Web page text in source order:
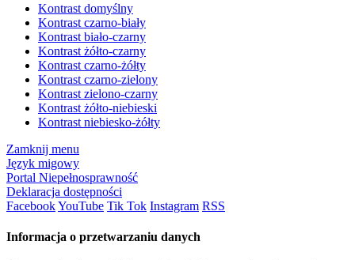
Kontrast domyślny
Kontrast czarno-biały
Kontrast biało-czarny
Kontrast żółto-czarny
Kontrast czarno-żółty
Kontrast czarno-zielony
Kontrast zielono-czarny
Kontrast żółto-niebieski
Kontrast niebiesko-żółty
Zamknij menu
Język migowy
Portal Niepełnosprawność
Deklaracja dostępności
FacebookYouTube Tik Tok Instagram RSS
Informacja o przetwarzaniu danych